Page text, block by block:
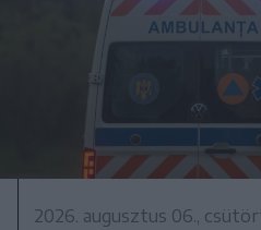
2026. augusztus 06.,